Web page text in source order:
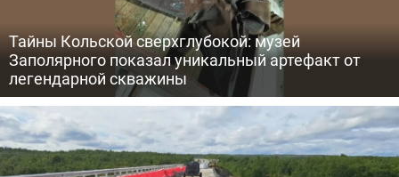
Тайны Кольской сверхглубокой: музей
Заполярного показал уникальный артефакт от
легендарной скважины